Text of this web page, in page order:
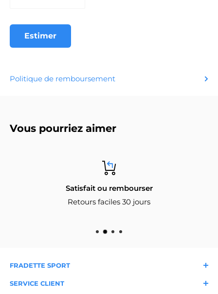
Estimer
Politique de remboursement
Vous pourriez aimer
Satisfait ou rembourser
Retours faciles 30 jours
FRADETTE SPORT
SERVICE CLIENT